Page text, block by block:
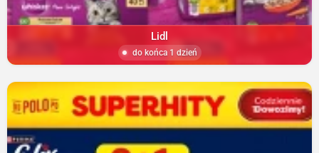
Lidl
do końca 1 dzień